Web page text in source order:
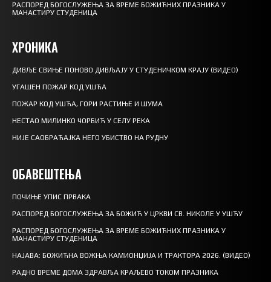
РАСПОРЕД БОГОСЛУЖЕЊА ЗА ВРЕМЕ БОЖИЋНИХ ПРАЗНИКА У
МАНАСТИРУ СТУДЕНИЦА
ХРОНИКА
ДИВЉЕ СВИЊЕ ПОНОВО ДИВЉАЈУ У СТУДЕНИЧКОМ КРАЈУ (ВИДЕО)
УГАШЕН ПОЖАР КОД УШЋА
ПОЖАР КОД УШЋА, ГОРИ РАСТИЊЕ И ШУМА
НЕСТАО МИЛИНКО ЧОРБИЋ У СЕЛУ РЕКА
НИЈЕ САОБРАЋАЈКА НЕГО УБИСТВО НА РУДНУ
ОБАВЕШТЕЊА
ПОЧИЊЕ УПИС ПРВАКА
РАСПОРЕД БОГОСЛУЖЕЊА ЗА БОЖИЋ У ЦРКВИ СВ. НИКОЛЕ У УШЋУ
РАСПОРЕД БОГОСЛУЖЕЊА ЗА ВРЕМЕ БОЖИЋНИХ ПРАЗНИКА У
МАНАСТИРУ СТУДЕНИЦА
НАЈАВА: БОЖИЋНА ВОЖЊА КАМИОНЏИЈА И ТРАКТОРА 2026. (ВИДЕО)
РАДНО ВРЕМЕ ДОМА ЗДРАВЉА КРАЉЕВО ТОКОМ ПРАЗНИКА